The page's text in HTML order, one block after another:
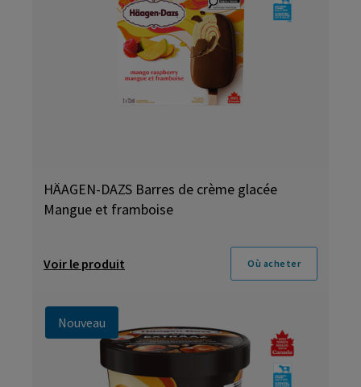
HÄAGEN-DAZS Barres de crème glacée
Mangue et framboise
Voir le produit Où acheter
Nouveau